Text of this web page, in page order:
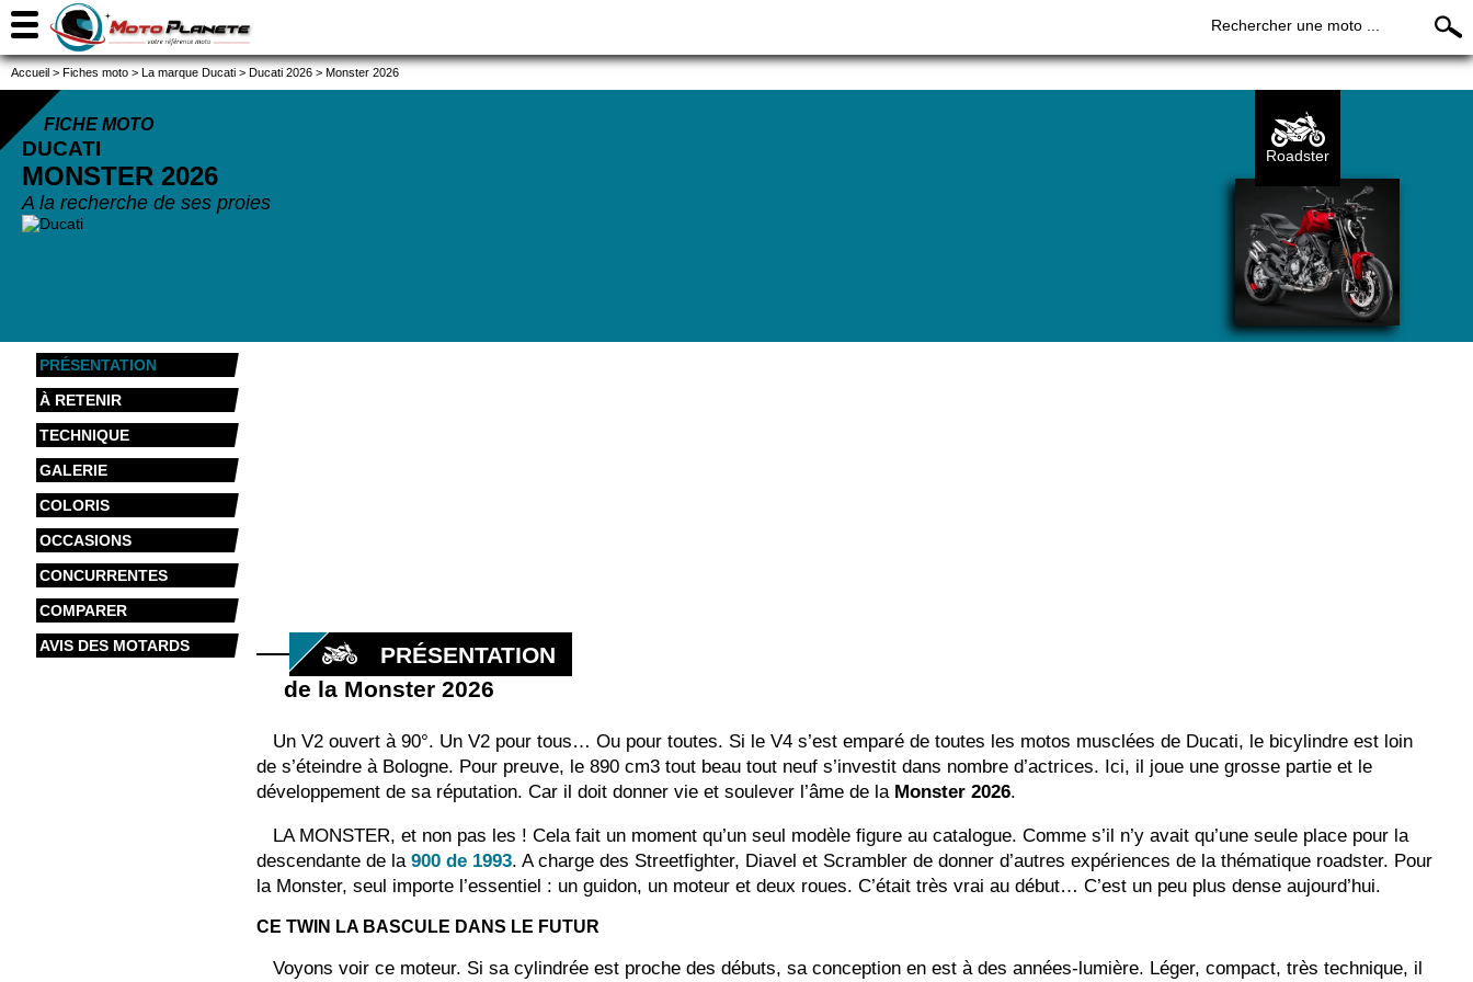
Rechercher une moto ...
Accueil > Fiches moto > La marque Ducati > Ducati 2026 > Monster 2026
FICHE MOTO
DUCATI
MONSTER 2026
A la recherche de ses proies
Roadster
PRÉSENTATION
À RETENIR
TECHNIQUE
GALERIE
COLORIS
OCCASIONS
CONCURRENTES
COMPARER
AVIS DES MOTARDS
PRÉSENTATION
de la Monster 2026
Un V2 ouvert à 90°. Un V2 pour tous… Ou pour toutes. Si le V4 s’est emparé de toutes les motos musclées de Ducati, le bicylindre est loin
de s’éteindre à Bologne. Pour preuve, le 890 cm3 tout beau tout neuf s’investit dans nombre d’actrices. Ici, il joue une grosse partie et le
développement de sa réputation. Car il doit donner vie et soulever l’âme de la Monster 2026.
LA MONSTER, et non pas les ! Cela fait un moment qu’un seul modèle figure au catalogue. Comme s’il n’y avait qu’une seule place pour la
descendante de la900 de 1993. A charge des Streetfighter, Diavel et Scrambler de donner d’autres expériences de la thématique roadster. Pour
la Monster, seul importe l’essentiel : un guidon, un moteur et deux roues. C’était très vrai au début… C’est un peu plus dense aujourd’hui.
CE TWIN LA BASCULE DANS LE FUTUR
Voyons voir ce moteur. Si sa cylindrée est proche des débuts, sa conception en est à des années-lumière. Léger, compact, très technique, il